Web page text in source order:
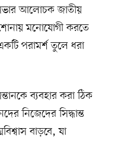
আলোচক জাতীয়
মনোযোগী করতে
পরামর্শ তুলে ধরা
ব্যবহার করা ঠিক
নিজেদের সিদ্ধান্ত
বাড়বে, যা